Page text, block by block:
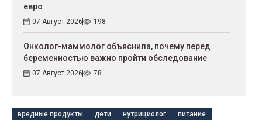
евро
07 Август 2026 198
Онколог-маммолог объяснила, почему перед
беременностью важно пройти обследование
07 Август 2026 78
вредные продукты дети нутрициолог питание